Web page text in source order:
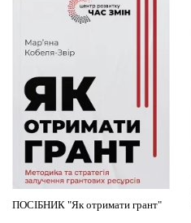
ПОСІБНИК "Як отримати грант"